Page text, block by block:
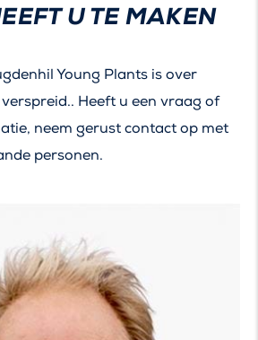
U TE MAKEN
Young Plants is over
Heeft u een vraag of
neem gerust contact op met
personen.